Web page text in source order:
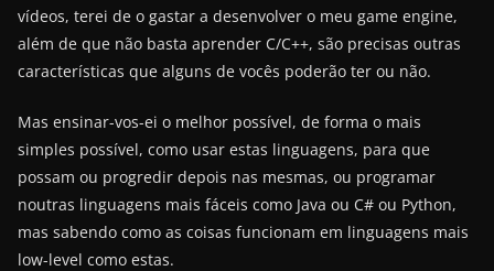
vídeos, terei de o gastar a desenvolver o meu game engine,
além de que não basta aprender C/C++, são precisas outras
características que alguns de vocês poderão ter ou não.
Mas ensinar-vos-ei o melhor possível, de forma o mais
simples possível, como usar estas linguagens, para que
possam ou progredir depois nas mesmas, ou programar
noutras linguagens mais fáceis como Java ou C# ou Python,
mas sabendo como as coisas funcionam em linguagens mais
low-level como estas.